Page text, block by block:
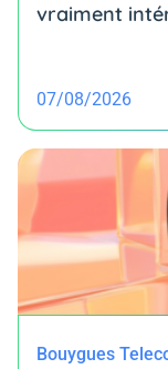
vraiment
07/08/2026
Bouygues